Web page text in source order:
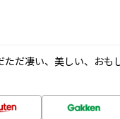
だ凄い、美しい、おも